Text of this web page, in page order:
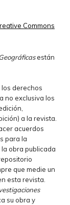
Commons
están
derechos
no exclusiva los
a la revista.
acuerdos
para la
obra publicada
que medie un
esta revista.
su obra y